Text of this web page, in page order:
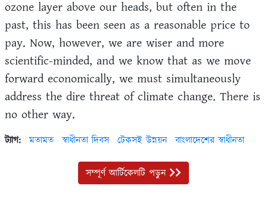
ozone layer above our heads, but often in the
past, this has been seen as a reasonable price to
pay. Now, however, we are wiser and more
scientific-minded, and we know that as we move
forward economically, we must simultaneously
address the dire threat of climate change. There is
no other way.
ট্যাগ: মতামত স্বাধীনতা দিবস টেকসই উন্নয়ন বাংলাদেশের স্বাধীনতা
সম্পূর্ণ আর্টিকেলটি পড়ুন